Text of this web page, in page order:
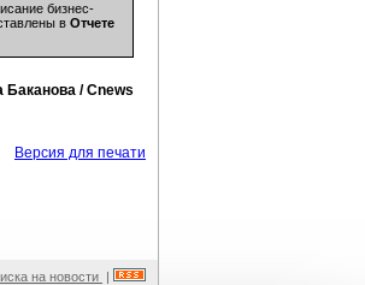
бизнес-
в Отчете
Баканова / Cnews
Версия для печати
на новости |